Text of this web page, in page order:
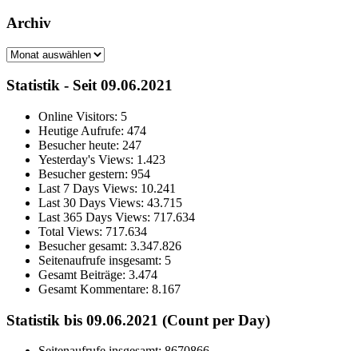
Archiv
Archiv
Statistik - Seit 09.06.2021
Online Visitors: 5
Heutige Aufrufe: 474
Besucher heute: 247
Yesterday's Views: 1.423
Besucher gestern: 954
Last 7 Days Views: 10.241
Last 30 Days Views: 43.715
Last 365 Days Views: 717.634
Total Views: 717.634
Besucher gesamt: 3.347.826
Seitenaufrufe insgesamt: 5
Gesamt Beiträge: 3.474
Gesamt Kommentare: 8.167
Statistik bis 09.06.2021 (Count per Day)